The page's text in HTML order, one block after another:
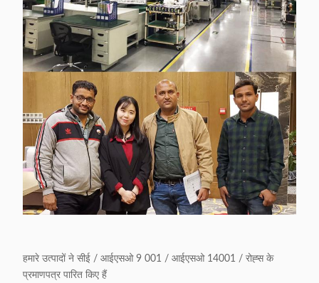
हमारे उत्पादों ने सीई / आईएसओ 9 001 / आईएसओ 14001 / रोह्स के
प्रमाणपत्र पारित किए हैं